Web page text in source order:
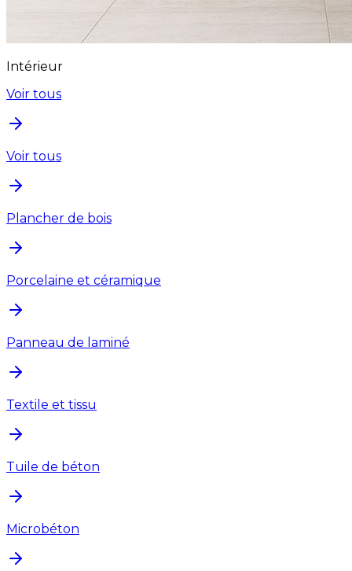
Intérieur
Voir tous
Voir tous
Plancher de bois
Porcelaine et céramique
Panneau de laminé
Textile et tissu
Tuile de béton
Microbéton